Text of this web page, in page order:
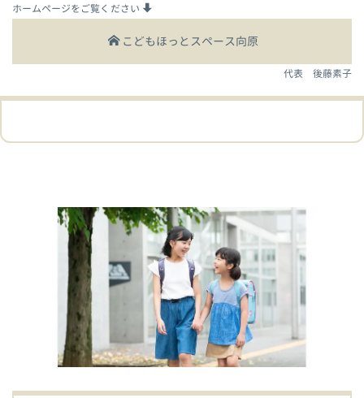
ホームページをご覧ください
こどもほっとスペース向原
代表 後藤素子